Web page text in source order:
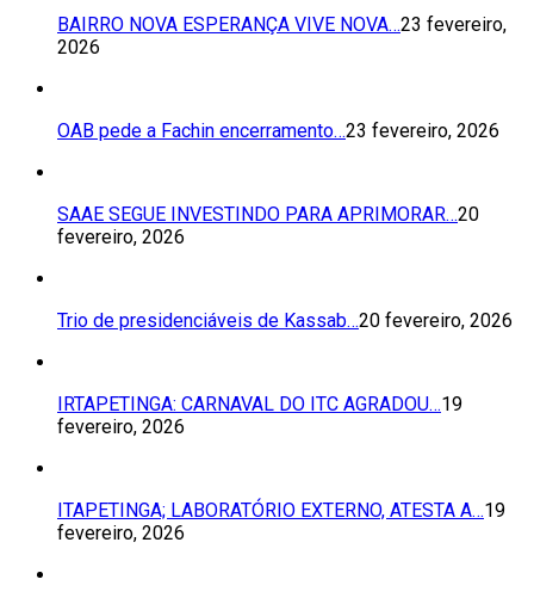
BAIRRO NOVA ESPERANÇA VIVE NOVA…23 fevereiro,
2026
OAB pede a Fachin encerramento…23 fevereiro, 2026
SAAE SEGUE INVESTINDO PARA APRIMORAR…20
fevereiro, 2026
Trio de presidenciáveis de Kassab…20 fevereiro, 2026
IRTAPETINGA: CARNAVAL DO ITC AGRADOU…19
fevereiro, 2026
ITAPETINGA; LABORATÓRIO EXTERNO, ATESTA A…19
fevereiro, 2026